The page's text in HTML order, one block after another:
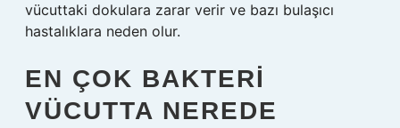
vücuttaki dokulara zarar verir ve bazı bulaşıcı
hastalıklara neden olur.
EN ÇOK BAKTERI
VÜCUTTA NEREDE